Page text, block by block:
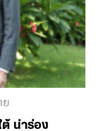
ย
นำร่อง